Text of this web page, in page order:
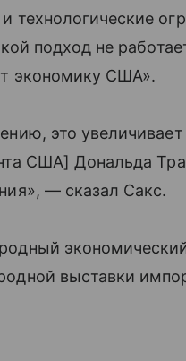
технологические
подход не
экономику США».
это
США] Дональда
— сказал Сакс.
выставки